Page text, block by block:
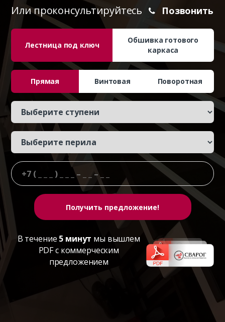
Или проконсультируйтесь Позвонить
Лестница под ключ
Обшивка готового
каркаса
Прямая Винтовая Поворотная
В течение 5 минут мы вышлем
PDF с коммерческим
предложением